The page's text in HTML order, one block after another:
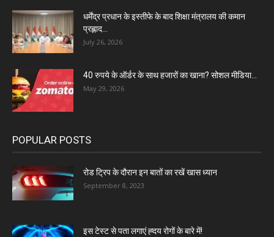
धर्मेंद्र प्रधान के इस्तीफे के बाद शिक्षा मंत्रालय की कमान
प्रह्लाद...
July 26, 2026
40 रुपये के ऑर्डर के साथ हजारों का खाना? सोशल मीडिया...
May 29, 2026
POPULAR POSTS
रोड ट्रिप के दौरान इन बातों का रखें खास ध्यान
September 8, 2023
इस टेस्ट से पता लगाएं ह्दय रोगों के बारे में!